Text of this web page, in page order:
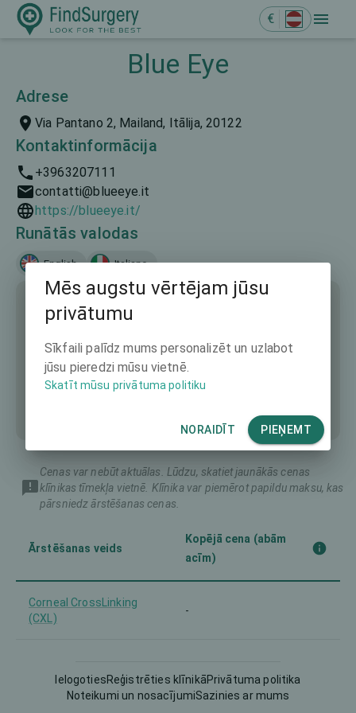
€
Blue Eye
Adrese
Via Pantano 2, Mailand, Itālija, 20122
Kontaktinformācija
+3963207111
contatti@blueeye.it
https://blueeye.it/
Runātās valodas
English Italiano
Cenas var nebūt aktuālas. Lūdzu, skatiet jaunākās cenas
klīnikas tīmekļa vietnē. Klīnika var piemērot papildu maksu, kas
pārsniedz ārstēšanas cenas.
Ārstēšanas veids
Kopējā cena (abām
acīm)
Corneal CrossLinking
(CXL)
-
Intraocular Lens (IOL) -
IelogotiesReģistrēties klīnikāPrivātuma politika
Noteikumi un nosacījumiSazinies ar mums
Mēs augstu vērtējam jūsu
privātumu
Sīkfaili palīdz mums personalizēt un uzlabot
jūsu pieredzi mūsu vietnē.
Skatīt mūsu privātuma politiku
NORAIDĪT PIEŅEMT